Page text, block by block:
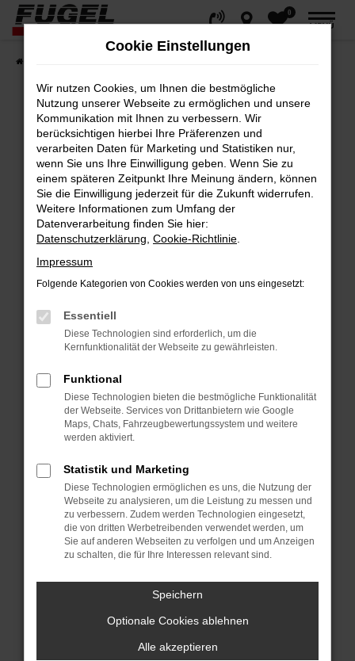
Zum
Hauptinhalt
springen
0
MENÜ
Fehler: Network Error
Beim Laden ist ein Fehler aufgetreten.
Hier sind ein paar Tipps, die dir helfen können:
Überprüfe deine Firewall und deine
Internetverbindung.
Laden andere Webseiten, zum Beispiel
deine Suchmaschine?
Prüfe deine Browsererweiterungen.
Manche Erweiterungen, wie Werbeblocker,
können das Laden bestimmter Seiten
anderen Browser oder in einem privaten
Fenster?
Starte dein Gerät neu.
vorübergehende Probleme zu beheben.
Stelle sicher, dass dein Browser und dein
Betriebssystem auf dem neuesten Stand
sind.
Veraltete Software birgt nicht nur ein
führen, dass bestimmte Funktionen nicht
Wende dich an den Webseitenbetreiber.
Wenn du alle oben genannten Schritte
Cookie Einstellungen
Wir nutzen Cookies, um Ihnen die bestmögliche
Nutzung unserer Webseite zu ermöglichen und unsere
Kommunikation mit Ihnen zu verbessern. Wir
berücksichtigen hierbei Ihre Präferenzen und
verarbeiten Daten für Marketing und Statistiken nur,
wenn Sie uns Ihre Einwilligung geben. Wenn Sie zu
einem späteren Zeitpunkt Ihre Meinung ändern, können
Sie die Einwilligung jederzeit für die Zukunft widerrufen.
Weitere Informationen zum Umfang der
Datenverarbeitung finden Sie hier:
Datenschutzerklärung Cookie-Richtlinie
Impressum
Folgende Kategorien von Cookies werden von uns eingesetzt:
Essentiell
Diese Technologien sind erforderlich, um die
Kernfunktionalität der Webseite zu gewährleisten.
Funktional
Diese Technologien bieten die bestmögliche Funktionalität
der Webseite. Services von Drittanbietern wie Google
Maps, Chats, Fahrzeugbewertungssystem und weitere
werden aktiviert.
Statistik und Marketing
Diese Technologien ermöglichen es uns, die Nutzung der
Webseite zu analysieren, um die Leistung zu messen und
zu verbessern. Zudem werden Technologien eingesetzt,
die von dritten Werbetreibenden verwendet werden, um
Sie auf anderen Webseiten zu verfolgen und um Anzeigen
zu schalten, die für Ihre Interessen relevant sind.
Speichern
Optionale Cookies ablehnen
Alle akzeptieren